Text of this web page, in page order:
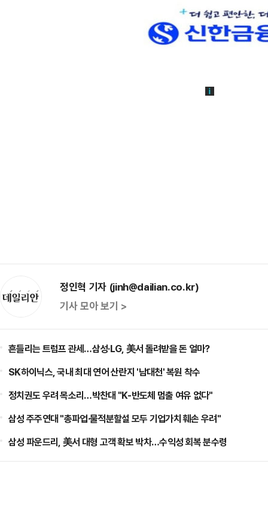
정인혁 기자 (jinh@dailian.co.kr)
기사 모아 보기 >
흔들리는 트럼프 관세…삼성·LG, 美서 돌려받을 돈 얼마?
SK하이닉스, 국내 최대 연어 산란지 '남대천' 복원 착수
정치권도 우려 목소리…박찬대 "K-반도체 멈출 여유 없다"
삼성 주주연대 "총파업·물적분할설 모두 기업가치 훼손 우려"
삼성 파운드리, 美서 대형 고객 확보 박차…수익성 회복 분수령